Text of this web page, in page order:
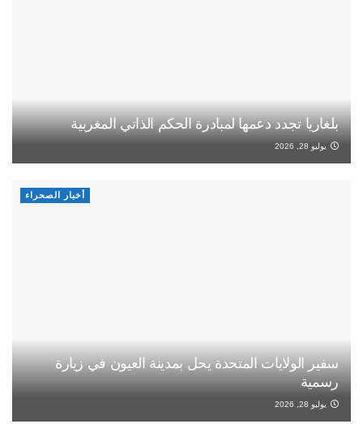
بلغاريا تجدد دعمها لمبادرة الحكم الذاتي المغربية
يوليو 28, 2026
أخبار الصحراء
سفير الولايات المتحدة يحل بمدينة العيون في زيارة
رسمية
يوليو 28, 2026